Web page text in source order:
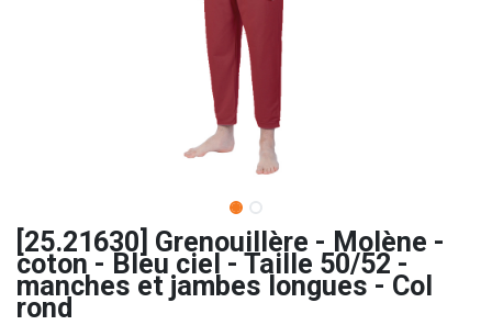
[25.21630] Grenouillère - Molène -
coton - Bleu ciel - Taille 50/52 -
manches et jambes longues - Col
rond